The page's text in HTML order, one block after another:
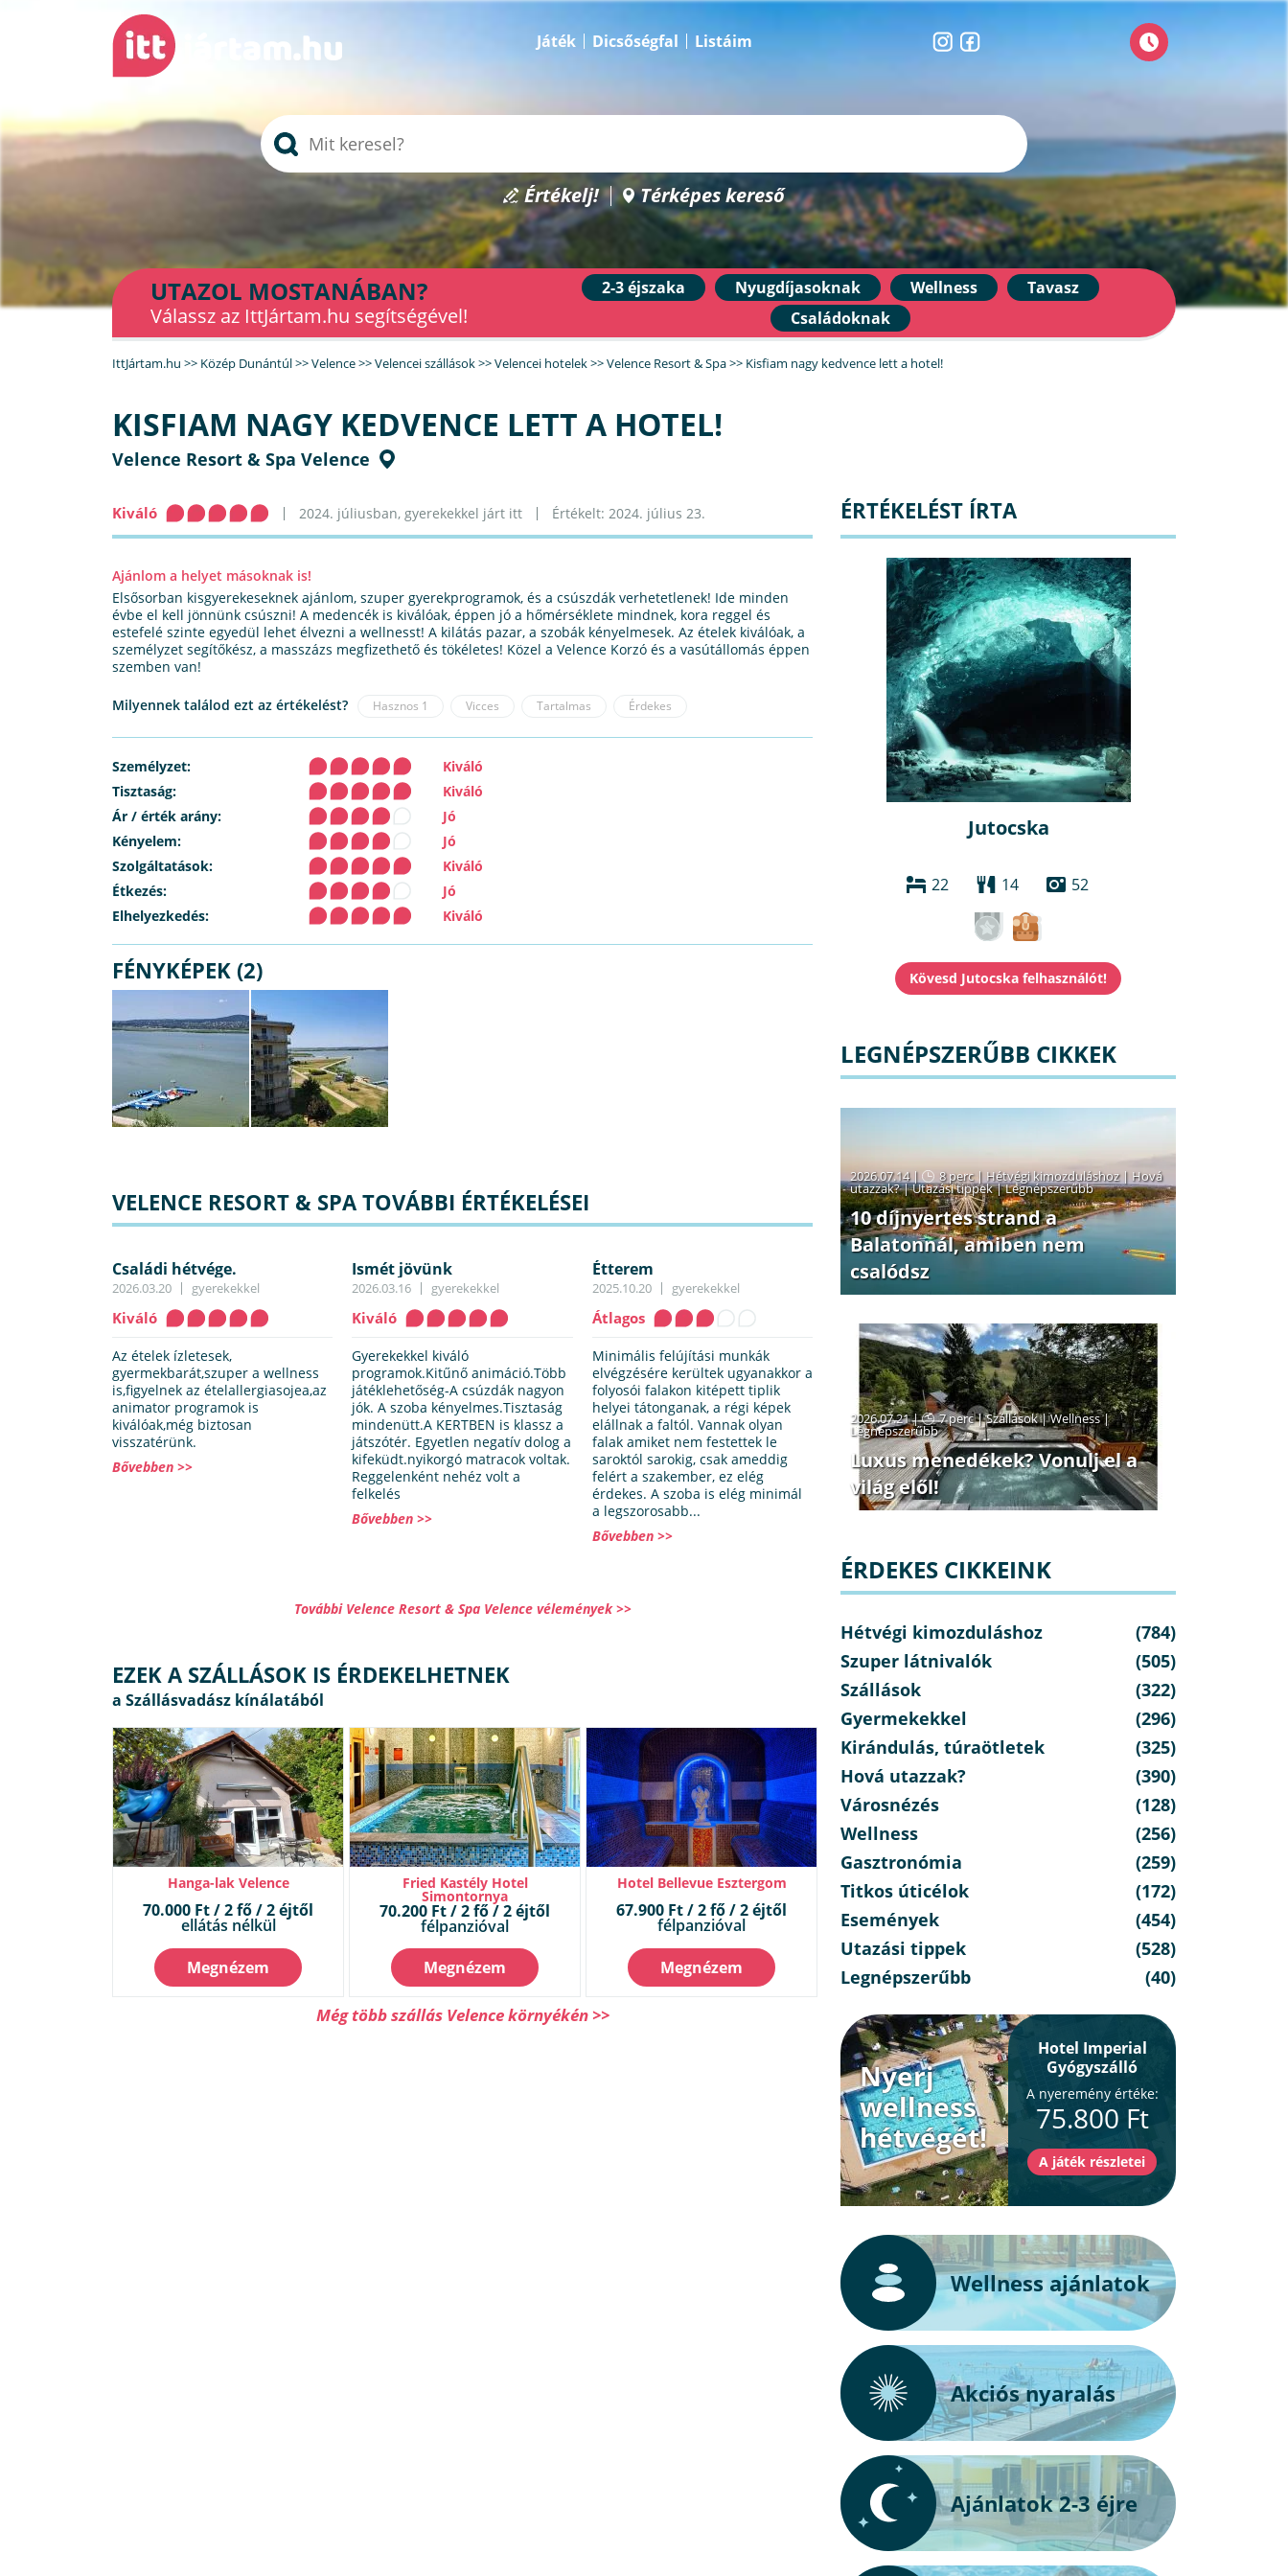
Játék Dicsőségfal Listáim
Értékelj! Térképes kereső
UTAZOL MOSTANÁBAN?
Válassz az IttJártam.hu segítségével!
2-3 éjszaka Nyugdíjasoknak Wellness
Tavasz
Családoknak
IttJártam.hu >> Közép Dunántúl>>Velence>>Velencei szállások>>Velencei hotelek>>Velence Resort & Spa>> Kisfiam nagy kedvence lett a hotel!
KISFIAM NAGY KEDVENCE LETT A HOTEL!
Velence Resort & Spa Velence
Kiváló 2024. júliusban, gyerekekkel járt itt Értékelt: 2024. július 23.
Ajánlom a helyet másoknak is!
Elsősorban kisgyerekeseknek ajánlom, szuper gyerekprogramok, és a csúszdák verhetetlenek! Ide minden
évbe el kell jönnünk csúszni! A medencék is kiválóak, éppen jó a hőmérséklete mindnek, kora reggel és
estefelé szinte egyedül lehet élvezni a wellnesst! A kilátás pazar, a szobák kényelmesek. Az ételek kiválóak, a
személyzet segítőkész, a masszázs megfizethető és tökéletes! Közel a Velence Korzó és a vasútállomás éppen
szemben van!
Milyennek találod ezt az értékelést? Hasznos 1 Vicces Tartalmas Érdekes
Személyzet:
Kiváló
Tisztaság:
Kiváló
Ár / érték arány:
Jó
Kényelem:
Jó
Szolgáltatások:
Kiváló
Étkezés:
Jó
Elhelyezkedés:
Kiváló
FÉNYKÉPEK (2)
VELENCE RESORT & SPA TOVÁBBI ÉRTÉKELÉSEI
Családi hétvége.
2026.03.20 gyerekekkel
Kiváló
Az ételek ízletesek,
gyermekbarát,szuper a wellness
is,figyelnek az ételallergiasojea,az
animator programok is
kiválóak,még biztosan
visszatérünk.
Bővebben >>
Ismét jövünk
2026.03.16 gyerekekkel
Kiváló
Gyerekekkel kiváló
programok.Kitűnő animáció.Több
játéklehetőség-A csúzdák nagyon
jók. A szoba kényelmes.Tisztaság
mindenütt.A KERTBEN is klassz a
játszótér. Egyetlen negatív dolog a
kifeküdt.nyikorgó matracok voltak.
Reggelenként nehéz volt a
felkelés
Bővebben >>
Étterem
2025.10.20 gyerekekkel
Átlagos
Minimális felújítási munkák
elvégzésére kerültek ugyanakkor a
folyosói falakon kitépett tiplik
helyei tátonganak, a régi képek
elállnak a faltól. Vannak olyan
falak amiket nem festettek le
saroktól sarokig, csak ameddig
felért a szakember, ez elég
érdekes. A szoba is elég minimál
a legszorosabb...
Bővebben >>
További Velence Resort & Spa Velence vélemények >>
EZEK A SZÁLLÁSOK IS ÉRDEKELHETNEK
Hanga-lak Velence
70.000 Ft / 2 fő / 2 éjtől
ellátás nélkül
Megnézem
Fried Kastély Hotel
Simontornya
70.200 Ft / 2 fő / 2 éjtől
félpanzióval
Megnézem
Hotel Bellevue Esztergom
67.900 Ft / 2 fő / 2 éjtől
félpanzióval
Megnézem
Még több szállás Velence környékén >>
ÉRTÉKELÉST ÍRTA
Jutocska
22 14 52
LEGNÉPSZERŰBB CIKKEK
2026.07.14 | 8 perc| Hétvégi kimozduláshoz| Hová
utazzak?|Utazási tippek|Legnépszerűbb
10 díjnyertes strand a
Balatonnál, amiben nem
csalódsz
2026.07.21 | 7 perc|Szállások|Wellness|
Legnépszerűbb
Luxus menedékek? Vonulj el a
világ elől!
ÉRDEKES CIKKEINK
Hétvégi kimozduláshoz
(784)
Szuper látnivalók
(505)
Szállások
(322)
Gyermekekkel
(296)
Kirándulás, túraötletek
(325)
Hová utazzak?
(390)
Városnézés
(128)
Wellness
(256)
Gasztronómia
(259)
Titkos úticélok
(172)
Események
(454)
Utazási tippek
(528)
Legnépszerűbb
(40)
Nyerj
wellness
hétvégét!
Hotel Imperial
Gyógyszálló
A nyeremény értéke:
75.800 Ft
Wellness ajánlatok
Akciós nyaralás
Ajánlatok 2-3 éjre